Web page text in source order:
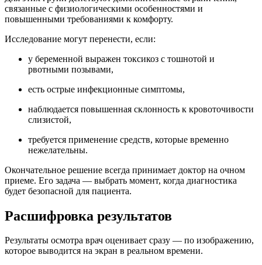
связанные с физиологическими особенностями и
повышенными требованиями к комфорту.
Исследование могут перенести, если:
у беременной выражен токсикоз с тошнотой и
рвотными позывами,
есть острые инфекционные симптомы,
наблюдается повышенная склонность к кровоточивости
слизистой,
требуется применение средств, которые временно
нежелательны.
Окончательное решение всегда принимает доктор на очном
приеме. Его задача — выбрать момент, когда диагностика
будет безопасной для пациента.
Расшифровка результатов
Результаты осмотра врач оценивает сразу — по изображению,
которое выводится на экран в реальном времени.